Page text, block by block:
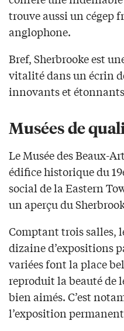
trouve aussi un cégep
anglophone.
Bref, Sherbrooke est
vitalité dans un écrin
innovants et
Musées de
Le Musée des Beaux-
édifice historique du
social de la Eastern
un aperçu du
Comptant trois salles,
dizaine d’expositions
variées font la place
reproduit la beauté de
bien aimés. C’est
l’exposition